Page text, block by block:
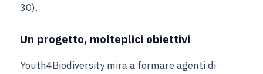
30).
Un progetto, molteplici obiettivi
Youth4Biodiversity mira a formare agenti di